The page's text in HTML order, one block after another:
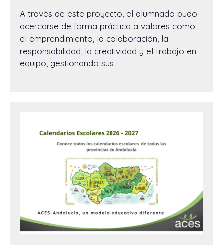
A través de este proyecto, el alumnado pudo
acercarse de forma práctica a valores como
el emprendimiento, la colaboración, la
responsabilidad, la creatividad y el trabajo en
equipo, gestionando sus